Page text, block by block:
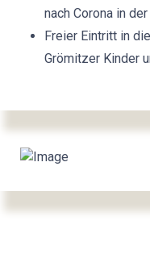
nach Corona in
Freier Eintritt in
Grömitzer Kinder